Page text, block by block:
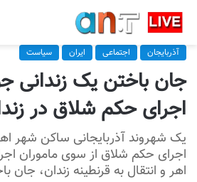
آذربایجان اجتماعی ایران سیاست
جان باختن یک زندانی
اجرای حکم شلاق در
یک شهروند آذربایجانی ساکن شهر
اجرای حکم شلاق از سوی ماموران
اهر و انتقال به قرنطینه زندان، جان